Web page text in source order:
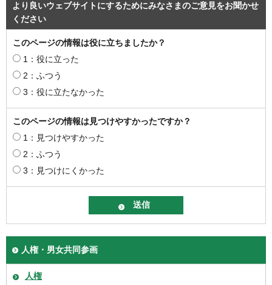
より良いウェブサイトにするためにみなさまのご意見をお聞かせ
ください
このページの情報は役に立ちましたか？
1：役に立った
2：ふつう
3：役に立たなかった
このページの情報は見つけやすかったですか？
1：見つけやすかった
2：ふつう
3：見つけにくかった
人権・男女共同参画
人権